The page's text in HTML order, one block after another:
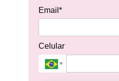
Email*
Celular